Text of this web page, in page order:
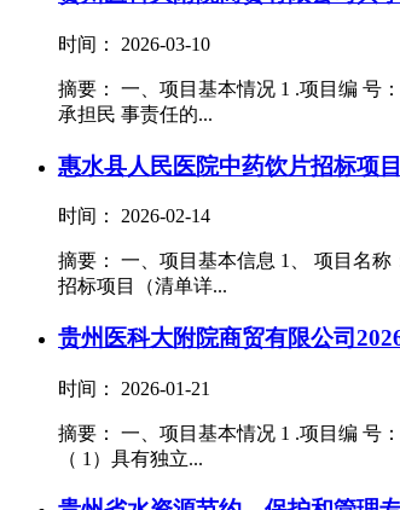
时间： 2026-03-10
摘要： 一、项目基本情况 1 .项目编 号
承担民 事责任的...
惠水县人民医院中药饮片招标项
时间： 2026-02-14
摘要： 一、项目基本信息 1、 项目名
招标项目（清单详...
贵州医科大附院商贸有限公司
时间： 2026-01-21
摘要： 一、项目基本情况 1 .项目编 号
（ 1）具有独立...